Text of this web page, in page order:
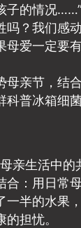
子的情况
吗？我们感
母爱一定要
母亲节，结
科普冰箱细
亲生活中
合：用日常
一半的水果
担忧。